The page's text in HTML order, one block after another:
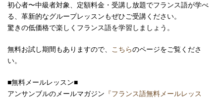
初心者〜中級者対象、定額料金・受講し放題でフランス語が学べ
る、革新的なグループレッスンもぜひご受講ください。
驚きの低価格で楽しくフランス語を学習しましょう。
無料お試し期間もありますので、 こちらのページをご覧くださ
い。
■無料メールレッスン■
アンサンブルのメールマガジン 『フランス語無料メールレッス